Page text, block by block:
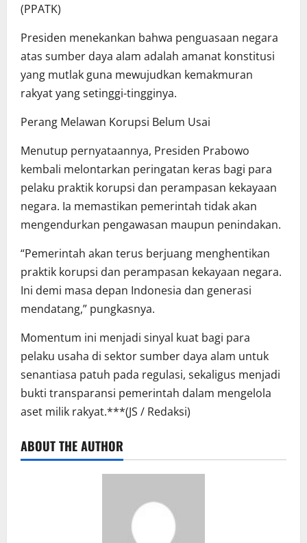
(PPATK)
Presiden menekankan bahwa penguasaan negara
atas sumber daya alam adalah amanat konstitusi
yang mutlak guna mewujudkan kemakmuran
rakyat yang setinggi-tingginya.
Perang Melawan Korupsi Belum Usai
Menutup pernyataannya, Presiden Prabowo
kembali melontarkan peringatan keras bagi para
pelaku praktik korupsi dan perampasan kekayaan
negara. Ia memastikan pemerintah tidak akan
mengendurkan pengawasan maupun penindakan.
“Pemerintah akan terus berjuang menghentikan
praktik korupsi dan perampasan kekayaan negara.
Ini demi masa depan Indonesia dan generasi
mendatang,” pungkasnya.
Momentum ini menjadi sinyal kuat bagi para
pelaku usaha di sektor sumber daya alam untuk
senantiasa patuh pada regulasi, sekaligus menjadi
bukti transparansi pemerintah dalam mengelola
aset milik rakyat.***(JS / Redaksi)
ABOUT THE AUTHOR